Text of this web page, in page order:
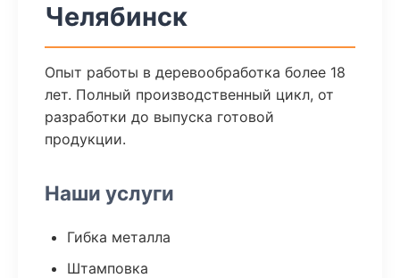
Челябинск
Опыт работы в деревообработка более 18
лет. Полный производственный цикл, от
разработки до выпуска готовой
продукции.
Наши услуги
Гибка металла
Штамповка